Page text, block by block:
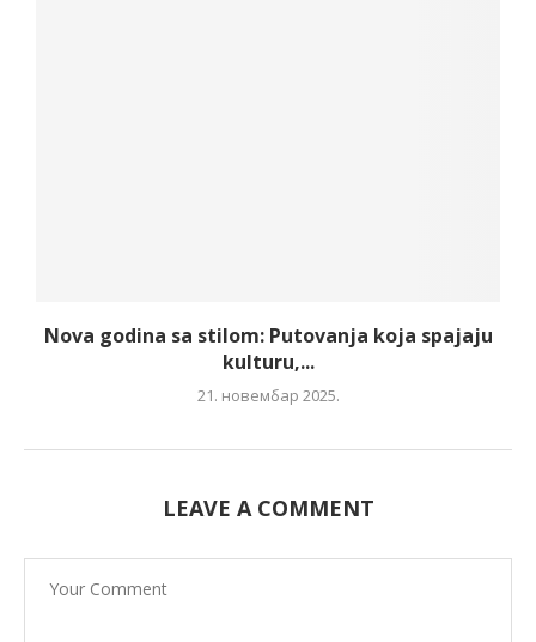
Nova godina sa stilom: Putovanja koja spajaju
kulturu,...
21. новембар 2025.
LEAVE A COMMENT